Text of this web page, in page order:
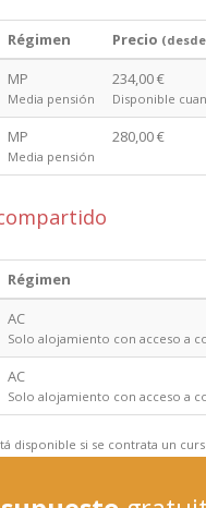
Régimen Precio
MP
Media pensión
234,00 €
Disponible
MP
Media pensión
280,00 €
Régimen
AC
Solo alojamiento con acceso a
AC
Solo alojamiento con acceso a
disponible si se contrata un